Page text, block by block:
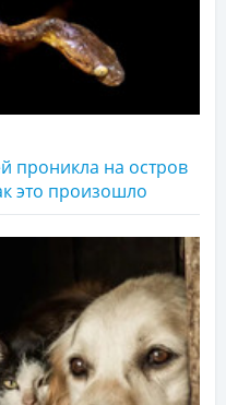
проникла на остров
это произошло